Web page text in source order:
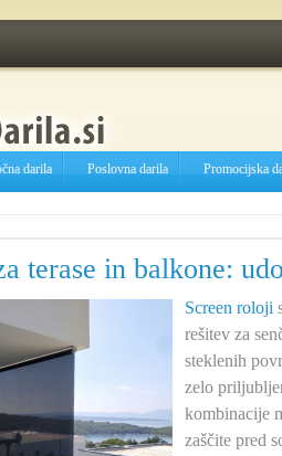
darila Poslovna darila Promocijska
terase in balkone:
Screen roloji
rešitev za
steklenih
zelo
kombinacije
zaščite pred